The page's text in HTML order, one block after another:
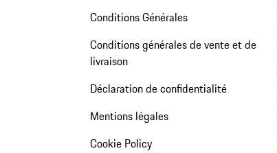
Conditions Générales
Conditions générales de vente et de
livraison
Déclaration de confidentialité
Mentions légales
Cookie Policy